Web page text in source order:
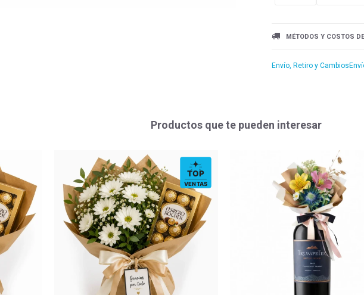
MÉTODOS Y COSTOS
Envío, Retiro y Cambios
Productos que te pueden interesar